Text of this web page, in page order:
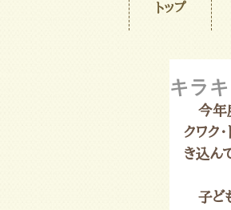
トップ
キラ
今年
クワク
き込ん
子ど